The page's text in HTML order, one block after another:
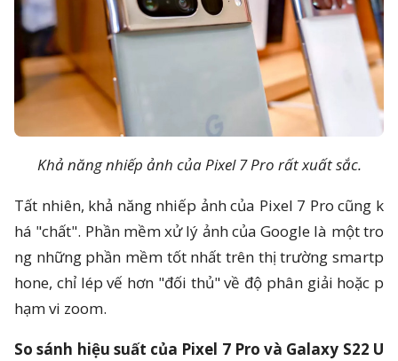
Khả năng nhiếp ảnh của Pixel 7 Pro rất xuất sắc.
Tất nhiên, khả năng nhiếp ảnh của Pixel 7 Pro cũng k
há "chất". Phần mềm xử lý ảnh của Google là một tro
ng những phần mềm tốt nhất trên thị trường smartp
hone, chỉ lép vế hơn "đối thủ" về độ phân giải hoặc p
hạm vi zoom.
So sánh hiệu suất của Pixel 7 Pro và Galaxy S22 U